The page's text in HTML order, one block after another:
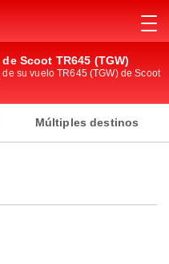
Scoot TR645 (TGW)
su vuelo TR645 (TGW) de Scoot
Múltiples destinos